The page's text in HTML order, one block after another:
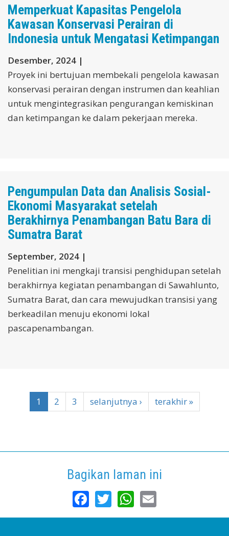
Memperkuat Kapasitas Pengelola
Kawasan Konservasi Perairan di
Indonesia untuk Mengatasi Ketimpangan
Desember, 2024 |
Proyek ini bertujuan membekali pengelola kawasan
konservasi perairan dengan instrumen dan keahlian
untuk mengintegrasikan pengurangan kemiskinan
dan ketimpangan ke dalam pekerjaan mereka.
Pengumpulan Data dan Analisis Sosial-
Ekonomi Masyarakat setelah
Berakhirnya Penambangan Batu Bara di
Sumatra Barat
September, 2024 |
Penelitian ini mengkaji transisi penghidupan setelah
berakhirnya kegiatan penambangan di Sawahlunto,
Sumatra Barat, dan cara mewujudkan transisi yang
berkeadilan menuju ekonomi lokal
pascapenambangan.
1 2 3 selanjutnya › terakhir »
Bagikan laman ini
Facebook
TwitterWhatsApp